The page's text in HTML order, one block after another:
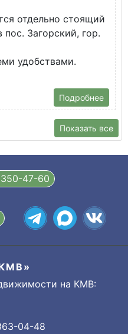
отдельно стоящий
Загорский, гор.
удобствами.
Подробнее
Показать все
47-60
на КМВ:
04-48